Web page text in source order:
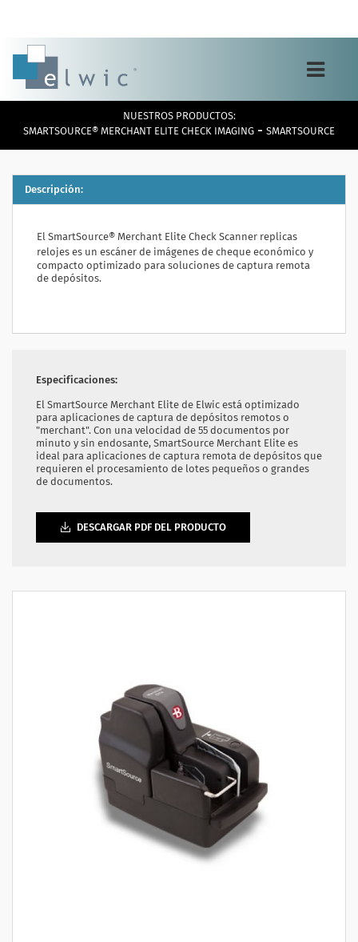
Toggle
navigation
NUESTROS PRODUCTOS:
SMARTSOURCE® MERCHANT ELITE CHECK IMAGING - SMARTSOURCE
Descripción:
El SmartSource® Merchant Elite Check Scanner replicas
relojeses un escáner de imágenes de cheque económico y
compacto optimizado para soluciones de captura remota
de depósitos.
Especificaciones:
El SmartSource Merchant Elite de Elwic está optimizado
para aplicaciones de captura de depósitos remotos o
"merchant". Con una velocidad de 55 documentos por
minuto y sin endosante, SmartSource Merchant Elite es
ideal para aplicaciones de captura remota de depósitos que
requieren el procesamiento de lotes pequeños o grandes
de documentos.
DESCARGAR PDF DEL PRODUCTO